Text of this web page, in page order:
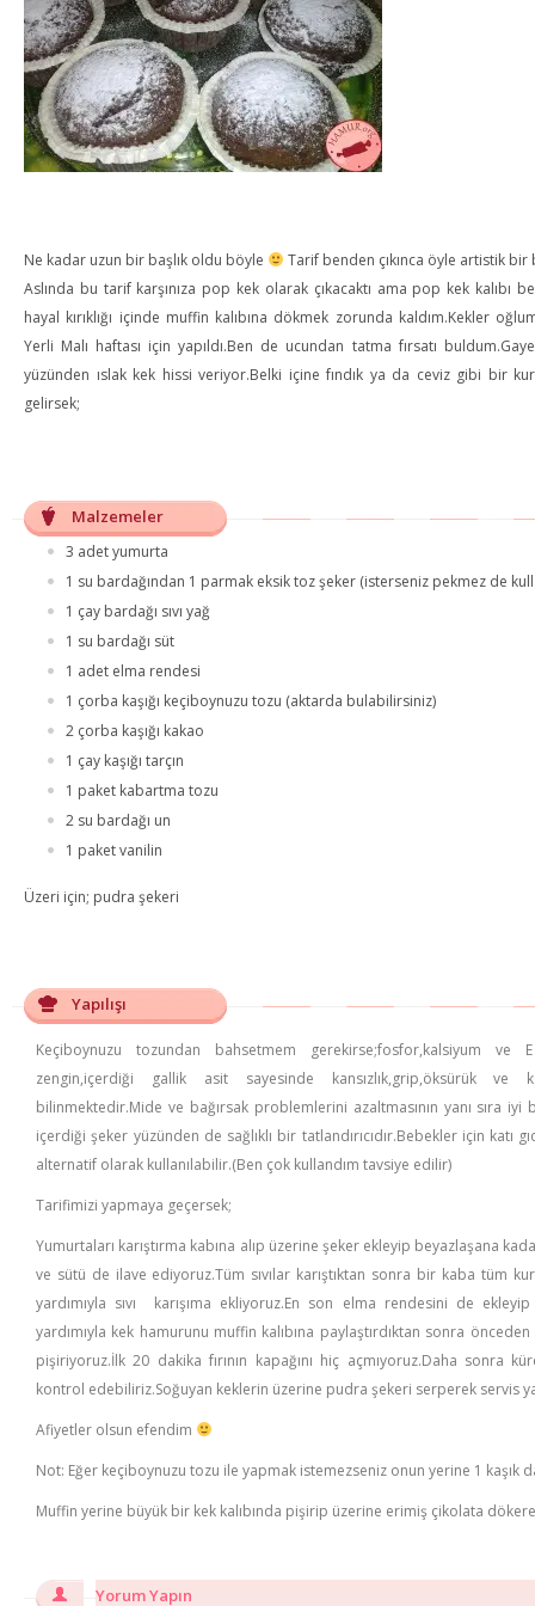
Ne kadar uzun bir başlık oldu böyle
Tarif benden çıkınca öyle artistik
Aslında bu tarif karşınıza pop kek olarak çıkacaktı ama pop kek kalıbı
hayal kırıklığı içinde muffin kalıbına dökmek zorunda kaldım.Kekler
Yerli Malı haftası için yapıldı.Ben de ucundan tatma fırsatı
yüzünden ıslak kek hissi veriyor.Belki içine fındık ya da ceviz gibi bir
gelirsek;
Malzemeler
3 adet yumurta
1 su bardağından 1 parmak eksik toz şeker (isterseniz pekmez de
1 çay bardağı sıvı yağ
1 su bardağı süt
1 adet elma rendesi
1 çorba kaşığı keçiboynuzu tozu (aktarda bulabilirsiniz)
2 çorba kaşığı kakao
1 çay kaşığı tarçın
1 paket kabartma tozu
2 su bardağı un
1 paket vanilin
Üzeri için; pudra şekeri
Yapılışı
Keçiboynuzu tozundan bahsetmem gerekirse;fosfor,kalsiyum ve
zengin,içerdiği gallik asit sayesinde kansızlık,grip,öksürük
bilinmektedir.Mide ve bağırsak problemlerini azaltmasının yanı sıra iyi
içerdiği şeker yüzünden de sağlıklı bir tatlandırıcıdır.Bebekler için katı
alternatif olarak kullanılabilir.(Ben çok kullandım tavsiye edilir)
Tarifimizi yapmaya geçersek;
Yumurtaları karıştırma kabına alıp üzerine şeker ekleyip beyazlaşana
ve sütü de ilave ediyoruz.Tüm sıvılar karıştıktan sonra bir kaba tüm
yardımıyla sıvı karışıma ekliyoruz.En son elma rendesini de ekleyip
yardımıyla kek hamurunu muffin kalıbına paylaştırdıktan sonra önceden
pişiriyoruz.İlk 20 dakika fırının kapağını hiç açmıyoruz.Daha sonra
kontrol edebiliriz.Soğuyan keklerin üzerine pudra şekeri serperek servis
Afiyetler olsun efendim
Not: Eğer keçiboynuzu tozu ile yapmak istemezseniz onun yerine 1 kaşık
Muffin yerine büyük bir kek kalıbında pişirip üzerine erimiş çikolata
Yorum Yapın